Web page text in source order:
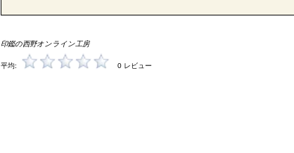
印鑑の西野オンライン工房
平均: 0 レビュー